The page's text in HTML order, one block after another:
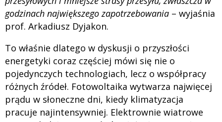
godzinach największego zapotrzebowania – wyjaśnia
prof. Arkadiusz Dyjakon.
To właśnie dlatego w dyskusji o przyszłości
energetyki coraz częściej mówi się nie o
pojedynczych technologiach, lecz o współpracy
różnych źródeł. Fotowoltaika wytwarza najwięcej
prądu w słoneczne dni, kiedy klimatyzacja
pracuje najintensywniej. Elektrownie wiatrowe